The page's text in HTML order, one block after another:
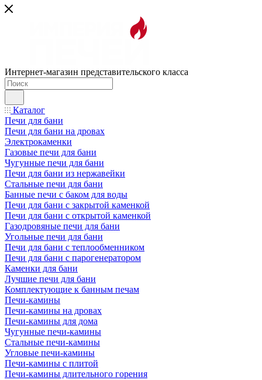
Интернет-магазин представительского класса
Каталог
Печи для бани
Печи для бани на дровах
Электрокаменки
Газовые печи для бани
Чугунные печи для бани
Печи для бани из нержавейки
Стальные печи для бани
Банные печи с баком для воды
Печи для бани с закрытой каменкой
Печи для бани с открытой каменкой
Газодровяные печи для бани
Угольные печи для бани
Печи для бани с теплообменником
Печи для бани с парогенератором
Каменки для бани
Лучшие печи для бани
Комплектующие к банным печам
Печи-камины
Печи-камины на дровах
Печи-камины для дома
Чугунные печи-камины
Стальные печи-камины
Угловые печи-камины
Печи-камины с плитой
Печи-камины длительного горения